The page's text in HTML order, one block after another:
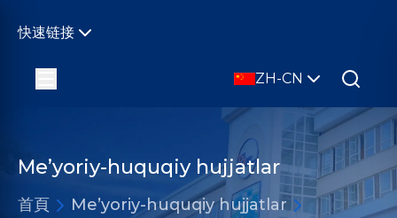
快速链接
ZH-CN
Me’yoriy-huquqiy hujjatlar
首頁
Me’yoriy-huquqiy hujjatlar